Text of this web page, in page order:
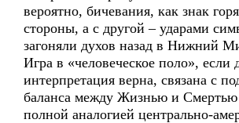
вероятно, бичевания, как знак
стороны, а с другой – ударами
загоняли духов назад в Нижний
Игра в «человеческое поло», если
интерпретация верна, связана с
баланса между Жизнью и Смертью
полной аналогией центрально-